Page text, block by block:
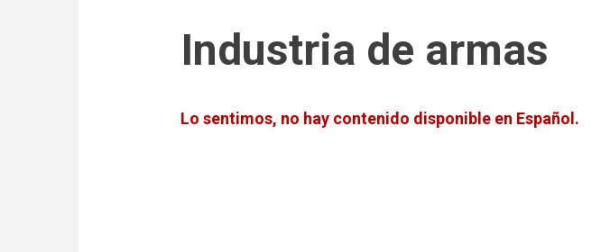
Industria de armas
Lo sentimos, no hay contenido disponible en Español.